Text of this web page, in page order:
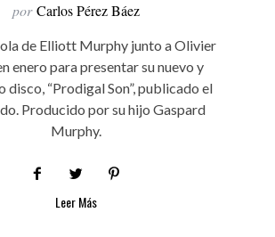
por Carlos Pérez Báez
de Elliott Murphy junto a Olivier
enero para presentar su nuevo y
disco, “Prodigal Son”, publicado el
Producido por su hijo Gaspard
Murphy.
Leer Más